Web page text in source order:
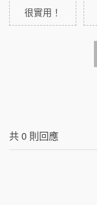
很實用！
共0 則回應